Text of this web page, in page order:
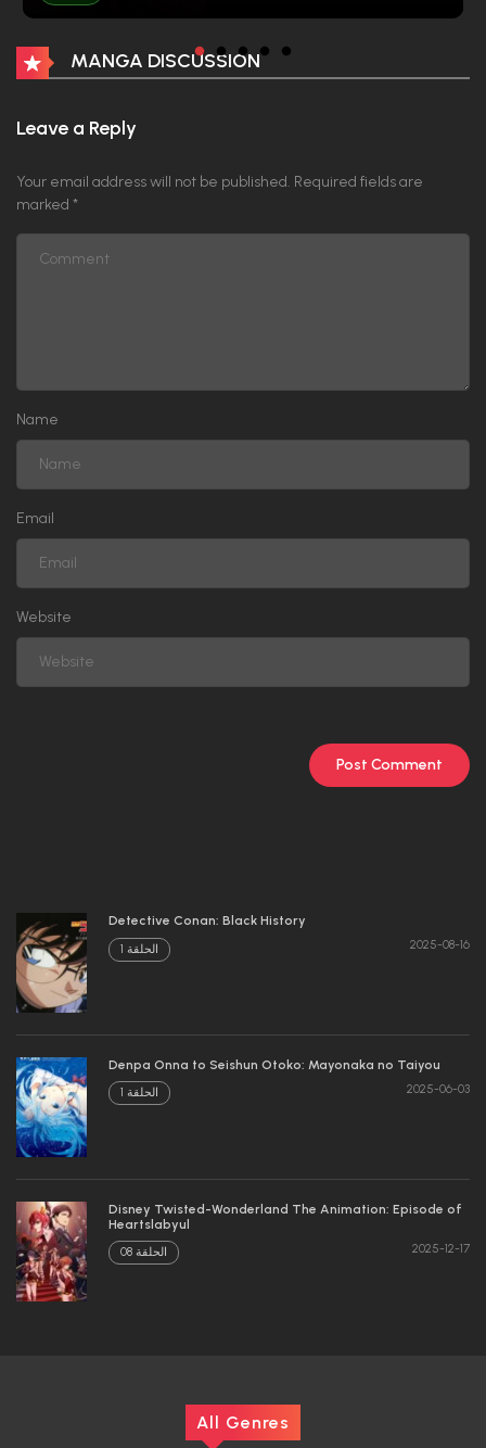
MANGA DISCUSSION
Leave a Reply
Your email address will not be published. Required fields are
marked *
Name
Email
Website
Detective Conan: Black History
الحلقة 1 2025-08-16
Denpa Onna to Seishun Otoko: Mayonaka no Taiyou
الحلقة 1 2025-06-03
Disney Twisted-Wonderland The Animation: Episode of
Heartslabyul
الحلقة 08 2025-12-17
All Genres